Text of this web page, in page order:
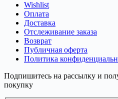
Wishlist
Оплата
Доставка
Отслеживание заказа
Возврат
Публичная оферта
Политика
Подпишитесь на рассылку и
покупку